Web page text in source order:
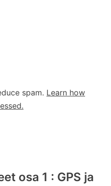
spam. Learn how
osa 1 : GPS ja